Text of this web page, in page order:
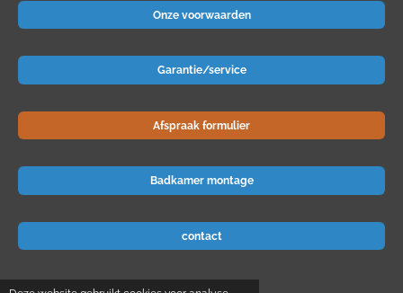
Onze voorwaarden
Garantie/service
Afspraak formulier
Badkamer montage
contact